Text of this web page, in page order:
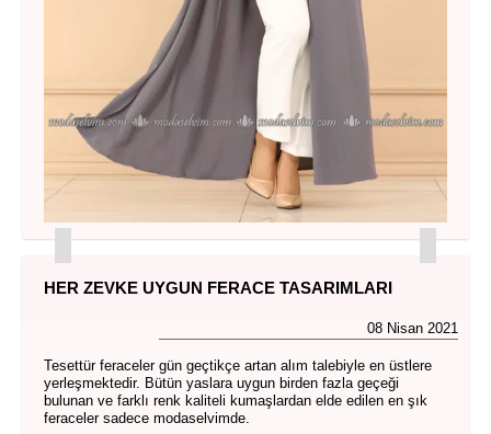
HER ZEVKE UYGUN FERACE TASARIMLARI
08 Nisan 2021
Tesettür feraceler gün geçtikçe artan alım talebiyle en üstlere
yerleşmektedir. Bütün yaslara uygun birden fazla geçeği
bulunan ve farklı renk kaliteli kumaşlardan elde edilen en şık
feraceler sadece modaselvimde.